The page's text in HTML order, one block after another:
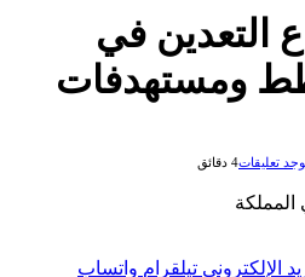
التعدين في
ومستهدفات
تعليقات4 دقائق
الإلكتروني تيلقرام واتساب